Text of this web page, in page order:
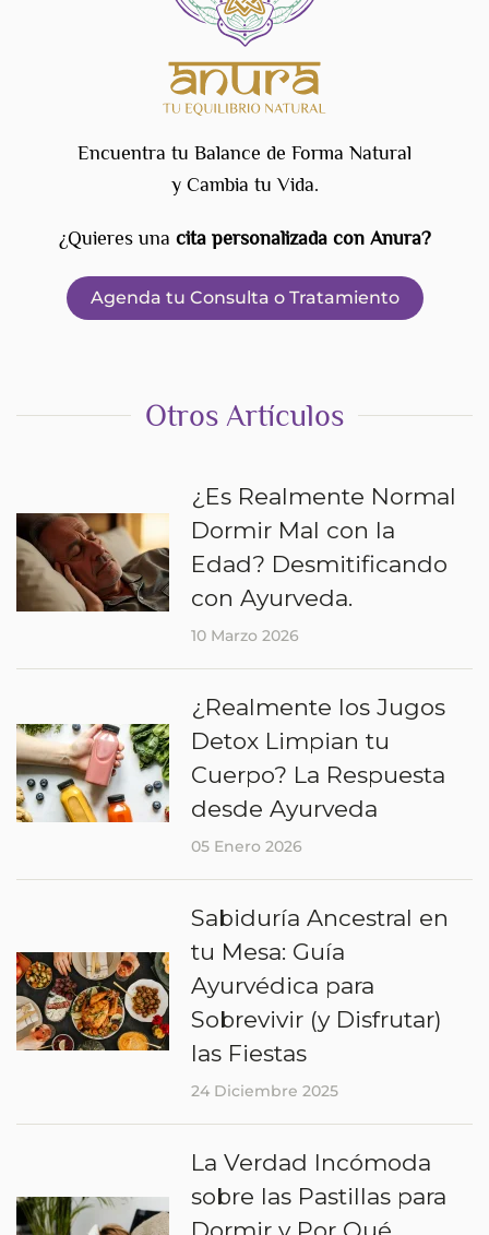
Encuentra tu Balance de Forma Natural
y Cambia tu Vida.
¿Quieres una cita personalizada con Anura?
Agenda tu Consulta o Tratamiento
Otros Artículos
¿Es Realmente Normal
Dormir Mal con la
Edad? Desmitificando
con Ayurveda.
10 Marzo 2026
¿Realmente los Jugos
Detox Limpian tu
Cuerpo? La Respuesta
desde Ayurveda
05 Enero 2026
Sabiduría Ancestral en
tu Mesa: Guía
Ayurvédica para
Sobrevivir (y Disfrutar)
las Fiestas
24 Diciembre 2025
La Verdad Incómoda
sobre las Pastillas para
Dormir y Por Qué